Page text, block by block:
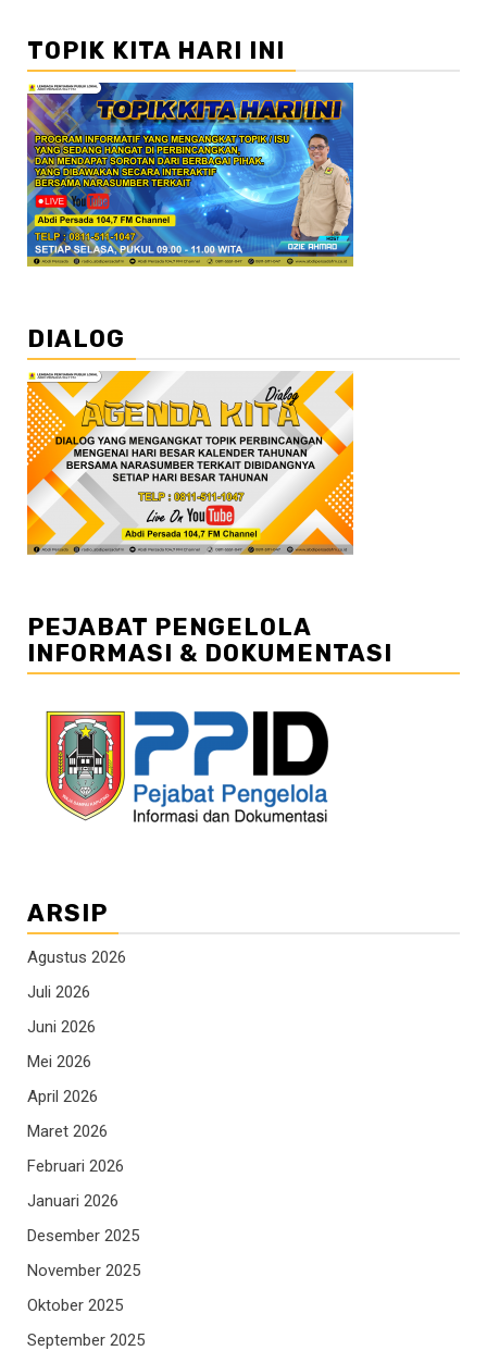
TOPIK KITA HARI INI
DIALOG
PEJABAT PENGELOLA
INFORMASI & DOKUMENTASI
ARSIP
Agustus 2026
Juli 2026
Juni 2026
Mei 2026
April 2026
Maret 2026
Februari 2026
Januari 2026
Desember 2025
November 2025
Oktober 2025
September 2025